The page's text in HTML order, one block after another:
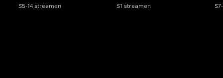
S5-14 streamen S1 streamen